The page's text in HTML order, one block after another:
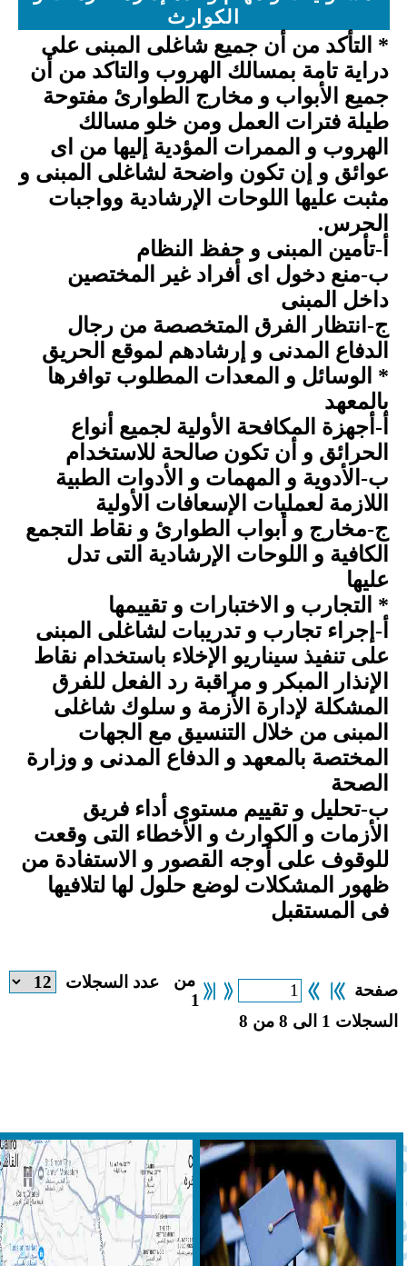
الكوارث
* التأكد من أن جميع شاغلى المبنى على
دراية تامة بمسالك الهروب والتاكد من أن
جميع الأبواب و مخارج الطوارئ مفتوحة
طيلة فترات العمل ومن خلو مسالك
الهروب و الممرات المؤدية إليها من اى
عوائق و إن تكون واضحة لشاغلى المبنى و
مثبت عليها اللوحات الإرشادية وواجبات
الحرس.
أ-تأمين المبنى و حفظ النظام
ب-منع دخول اى أفراد غير المختصين
داخل المبنى
ج-انتظار الفرق المتخصصة من رجال
الدفاع المدنى و إرشادهم لموقع الحريق
* الوسائل و المعدات المطلوب توافرها
بالمعهد
أ-أجهزة المكافحة الأولية لجميع أنواع
الحرائق و أن تكون صالحة للاستخدام
ب-الأدوية و المهمات و الأدوات الطبية
اللازمة لعمليات الإسعافات الأولية
ج-مخارج و أبواب الطوارئ و نقاط التجمع
الكافية و اللوحات الإرشادية التى تدل
عليها
* التجارب و الاختبارات و تقييمها
أ-إجراء تجارب و تدريبات لشاغلى المبنى
على تنفيذ سيناريو الإخلاء باستخدام نقاط
الإنذار المبكر و مراقبة رد الفعل للفرق
المشكلة لإدارة الأزمة و سلوك شاغلى
المبنى من خلال التنسيق مع الجهات
المختصة بالمعهد و الدفاع المدنى و وزارة
الصحة
ب-تحليل و تقييم مستوى أداء فريق
الأزمات و الكوارث و الأخطاء التى وقعت
للوقوف على أوجه القصور و الاستفادة من
ظهور المشكلات لوضع حلول لها لتلافيها
فى المستقبل
من
1
1 الى 8 من 8
عدد السجلات